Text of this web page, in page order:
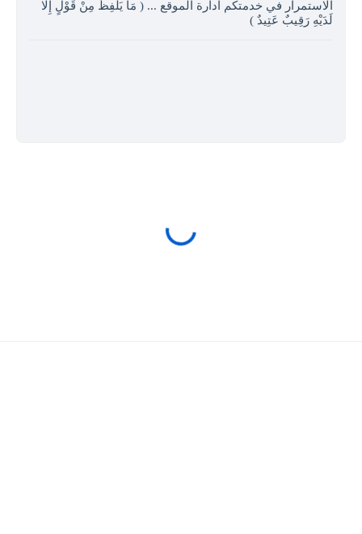
الاستمرار في خدمتكم ادارة الموقع ... ( مَا يَلْفِظُ مِنْ قَوْلٍ إِلا
لَدَيْهِ رَقِيبٌ عَتِيدٌ )